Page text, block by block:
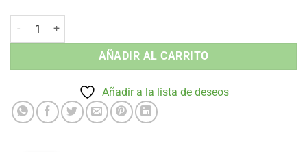
Taburete sin Brazos Antik Old - Apilable Madera Interior cantidad
AÑADIR AL CARRITO
Añadir a la lista de deseos